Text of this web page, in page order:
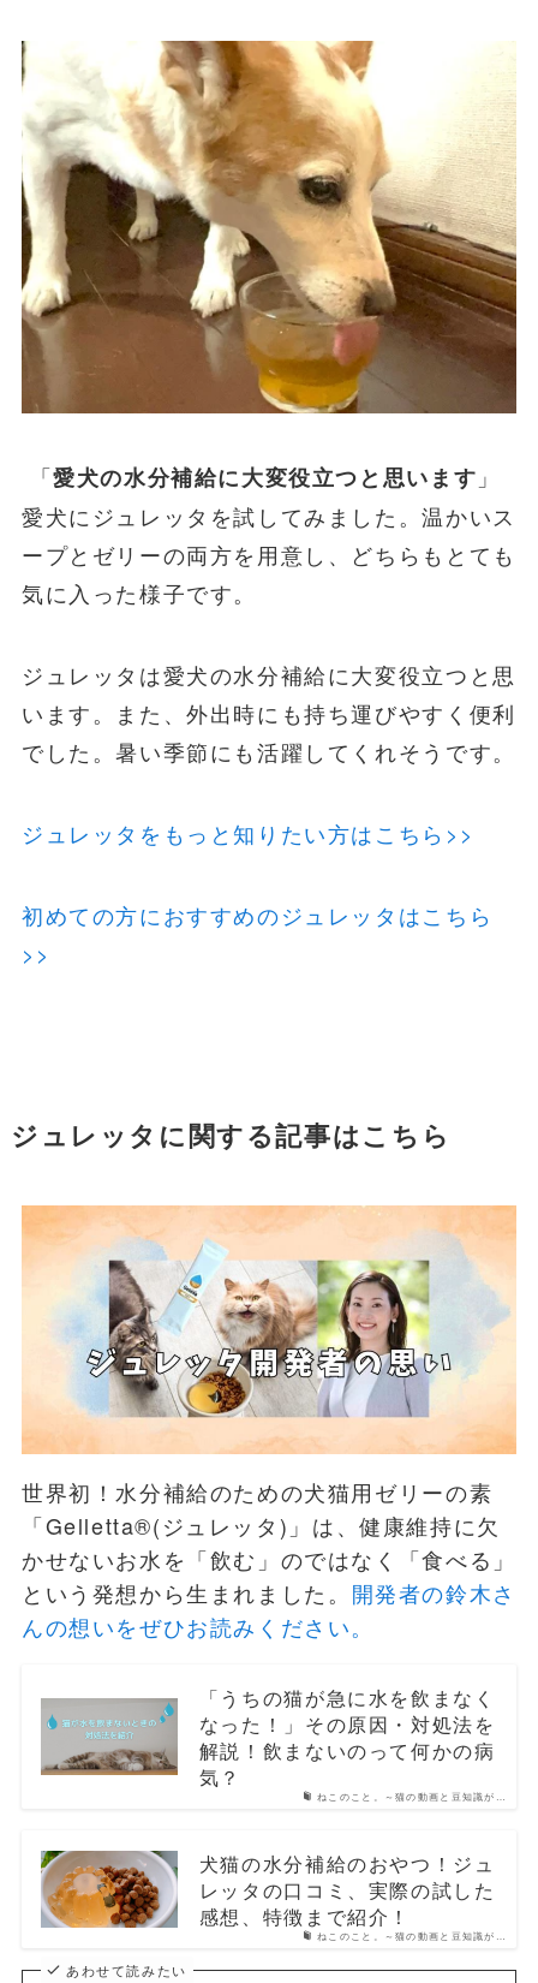
「愛犬の水分補給に大変役立つと思います 」
愛犬にジュレッタを試してみました。温かいス
ープとゼリーの両方を用意し、どちらもとても
気に入った様子です。
ジュレッタは愛犬の水分補給に大変役立つと思
います。また、外出時にも持ち運びやすく便利
でした。暑い季節にも活躍してくれそうです。
ジュレッタをもっと知りたい方はこちら>>
初めての方におすすめのジュレッタはこちら
>>
ジュレッタに関する記事はこちら
世界初！水分補給のための犬猫用ゼリーの素
「Gelletta®(ジュレッタ)」は、健康維持に欠
かせないお水を「飲む」のではなく「食べる」
という発想から生まれました。 開発者の鈴木さ
んの想いをぜひお読みください。
ねこのこと。～猫の動画と豆知識が…
「うちの猫が急に水を飲まなく
なった！」その原因・対処法を
解説！飲まないのって何かの病
気？
ねこのこと。～猫の動画と豆知識が…
犬猫の水分補給のおやつ！ジュ
レッタの口コミ、実際の試した
感想、特徴まで紹介！
あわせて読みたい